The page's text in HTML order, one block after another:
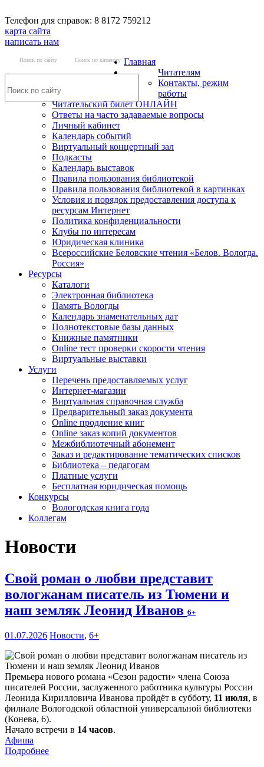
Телефон для справок: 8 8172 759212
карта сайта
написать нам
Поиск по сайту Поиск по каталогу Главная
Читателям
Контакты, режим
работы
Читательский билет ОНЛАЙН
Ответы на часто задаваемые вопросы
Личный кабинет
Календарь событий
Виртуальный концертный зал
Подкасты
Календарь выставок
Правила пользования библиотекой
Правила пользования библиотекой в картинках
Условия и порядок предоставления доступа к
ресурсам Интернет
Политика конфиденциальности
Клубы по интересам
Юридическая клиника
Всероссийские Беловские чтения «Белов. Вологда.
Россия»
Ресурсы
Каталоги
Электронная библиотека
Память Вологды
Календарь знаменательных дат
Полнотекстовые базы данных
Книжные памятники
Online тест проверки скорости чтения
Виртуальные выставки
Услуги
Перечень предоставляемых услуг
Интернет-магазин
Виртуальная справочная служба
Предварительный заказ документа
Online продление книг
Online заказ копий документов
Межбиблиотечный абонемент
Заказ и редактирование тематических списков
Библиотека – педагогам
Платные услуги
Бесплатная юридическая помощь
Конкурсы
Вологодская книга года
Коллегам
Новости
Свой роман о любви представит
вологжанам писатель из Тюмени и
наш земляк Леонид Иванов 6+
01.07.2026 Новости, 6+
Премьера нового романа «Сезон радости» члена Союза
писателей России, заслуженного работника культуры России
Леонида Кирилловича Иванова пройдёт в субботу, 11 июля, в
филиале Вологодской областной универсальной библиотеки
(Конева, 6).
Начало встречи в 14 часов.
Афиша
Подробнее